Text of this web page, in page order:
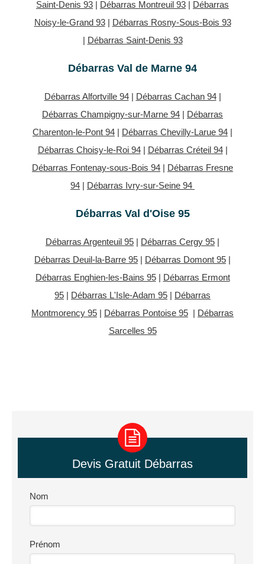
Saint-Denis 93 | Débarras Montreuil 93 | Débarras
Noisy-le-Grand 93| Débarras Rosny-Sous-Bois 93
| Débarras Saint-Denis 93
Débarras Val de Marne 94
Débarras Alfortville 94| Débarras Cachan 94|
Débarras Champigny-sur-Marne 94 | Débarras
Charenton-le-Pont 94 | Débarras Chevilly-Larue 94 |
Débarras Choisy-le-Roi 94| Débarras Créteil 94|
Débarras Fontenay-sous-Bois 94 | Débarras Fresne
94 | Débarras Ivry-sur-Seine 94
Débarras Val d'Oise 95
Débarras Argenteuil 95 | Débarras Cergy 95 |
Débarras Deuil-la-Barre 95 | Débarras Domont 95 |
Débarras Enghien-les-Bains 95| Débarras Ermont
95 | Débarras L'Isle-Adam 95 | Débarras
Montmorency 95 | Débarras Pontoise 95 | Débarras
Sarcelles 95
Devis Gratuit Débarras
Nom
Prénom